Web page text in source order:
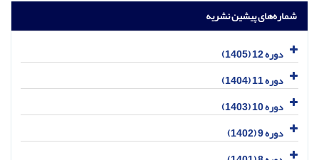
شماره‌های پیشین نشریه
دوره 12 (1405)
دوره 11 (1404)
دوره 10 (1403)
دوره 9 (1402)